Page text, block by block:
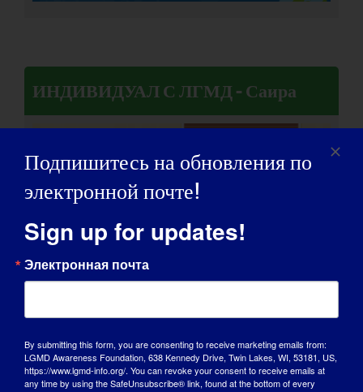
ИНДИВИДУАЛ С ЛГМД - Саира
ИНДИВИДУАЛ С ЛГМД: Эрик
Подпишитесь на обновления по
электронной почте!
Sign up for updates!
Электронная почта
By submitting this form, you are consenting to receive marketing emails from:
LGMD Awareness Foundation, 638 Kennedy Drive, Twin Lakes, WI, 53181, US,
https://www.lgmd-info.org/. You can revoke your consent to receive emails at
any time by using the SafeUnsubscribe® link, found at the bottom of every